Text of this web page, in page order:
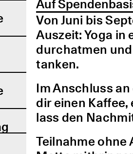
Auf
Von Juni bis
Auszeit: Yoga in
durchatmen
tanken.
Im Anschluss
dir einen
lass den
Teilnahme ohne